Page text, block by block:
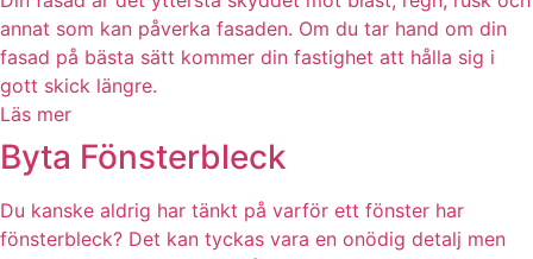
annat som kan påverka fasaden. Om du tar hand om din
fasad på bästa sätt kommer din fastighet att hålla sig i
gott skick längre.
Läs mer
Byta Fönsterbleck
Du kanske aldrig har tänkt på varför ett fönster har
fönsterbleck? Det kan tyckas vara en onödig detalj men